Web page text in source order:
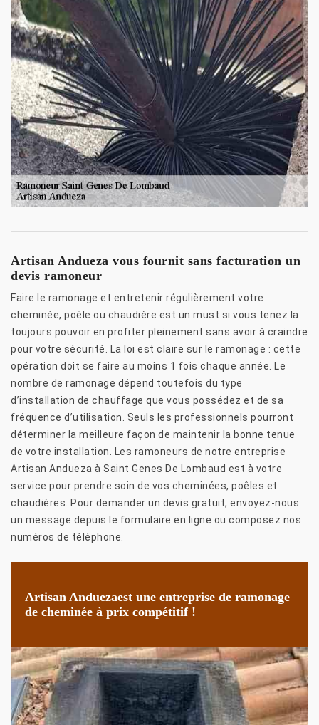
Artisan Andueza vous fournit sans facturation un
devis ramoneur
Faire le ramonage et entretenir régulièrement votre
cheminée, poêle ou chaudière est un must si vous tenez la
toujours pouvoir en profiter pleinement sans avoir à craindre
pour votre sécurité. La loi est claire sur le ramonage : cette
opération doit se faire au moins 1 fois chaque année. Le
nombre de ramonage dépend toutefois du type
d’installation de chauffage que vous possédez et de sa
fréquence d’utilisation. Seuls les professionnels pourront
déterminer la meilleure façon de maintenir la bonne tenue
de votre installation. Les ramoneurs de notre entreprise
Artisan Andueza à Saint Genes De Lombaud est à votre
service pour prendre soin de vos cheminées, poêles et
chaudières. Pour demander un devis gratuit, envoyez-nous
un message depuis le formulaire en ligne ou composez nos
numéros de téléphone.
Artisan Anduezaest une entreprise de ramonage
de cheminée à prix compétitif !